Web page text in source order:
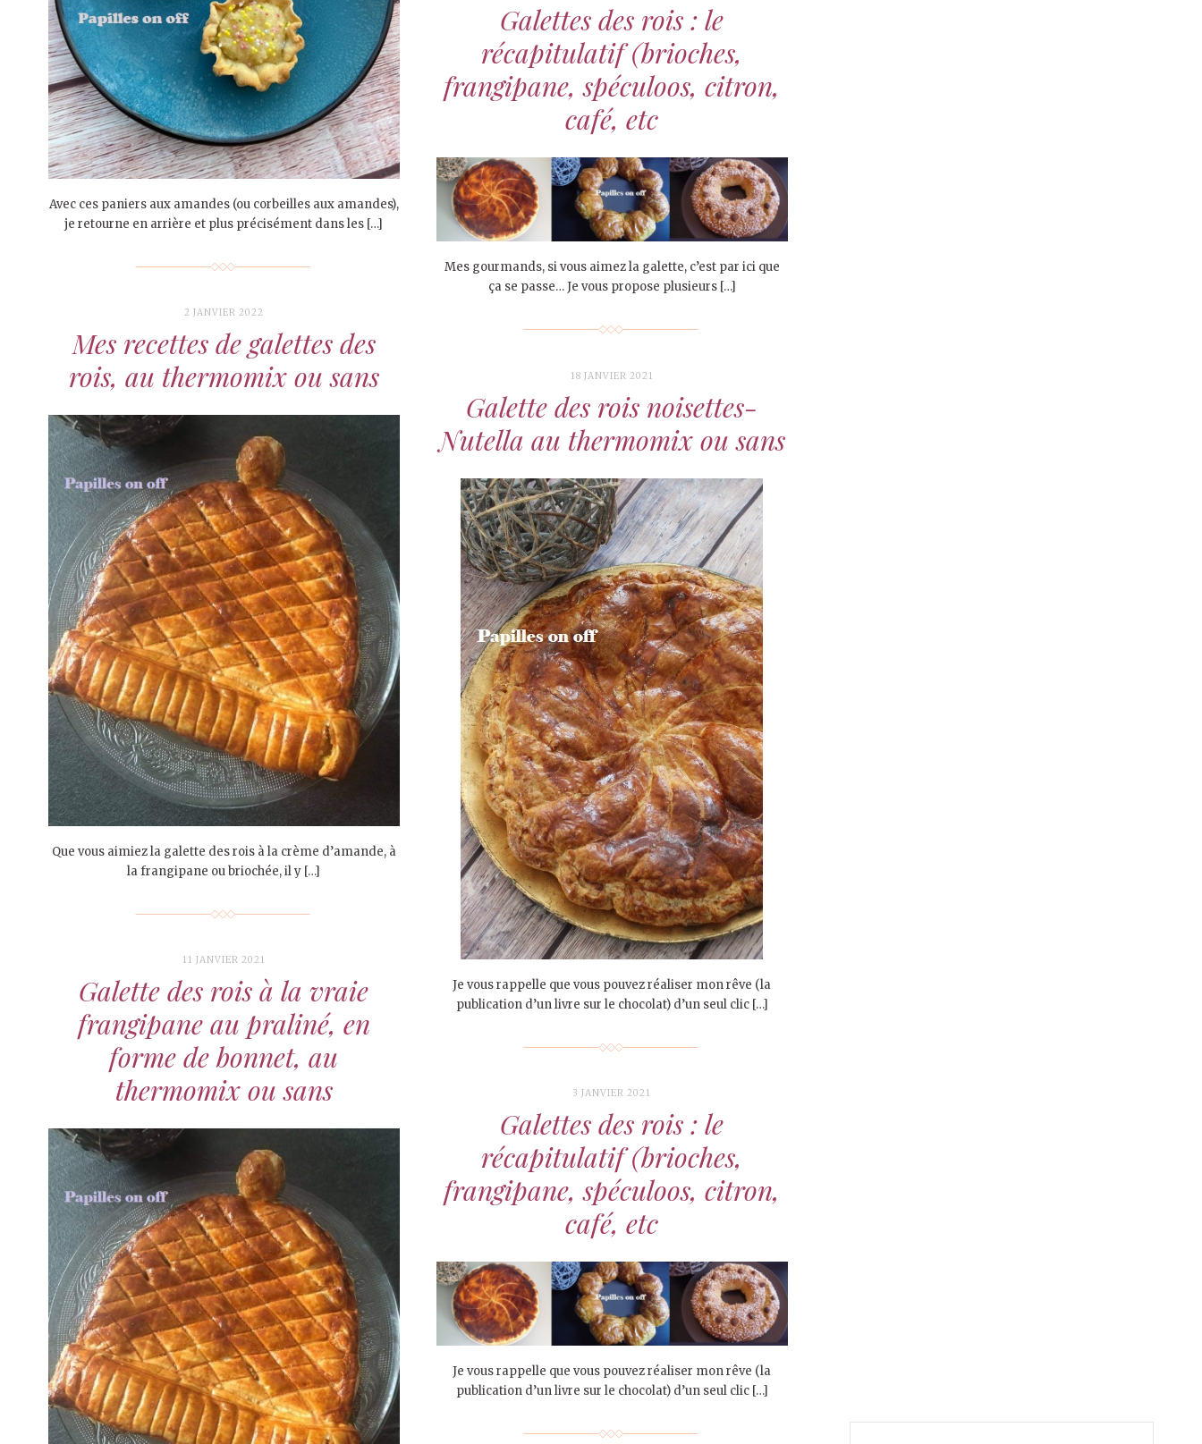
Avec ces paniers aux amandes (ou corbeilles aux amandes),
je retourne en arrière et plus précisément dans les […]
Galettes des rois : le
récapitulatif (brioches,
frangipane, spéculoos, citron,
café, etc
Mes gourmands, si vous aimez la galette, c’est par ici que
ça se passe… Je vous propose plusieurs […]
2 JANVIER 2022
Mes recettes de galettes des
rois, au thermomix ou sans
Que vous aimiez la galette des rois à la crème d’amande, à
la frangipane ou briochée, il y […]
18 JANVIER 2021
Galette des rois noisettes-
Nutella au thermomix ou sans
Je vous rappelle que vous pouvez réaliser mon rêve (la
publication d’un livre sur le chocolat) d’un seul clic […]
11 JANVIER 2021
Galette des rois à la vraie
frangipane au praliné, en
forme de bonnet, au
thermomix ou sans
3 JANVIER 2021
Galettes des rois : le
récapitulatif (brioches,
frangipane, spéculoos, citron,
café, etc
Je vous rappelle que vous pouvez réaliser mon rêve (la
publication d’un livre sur le chocolat) d’un seul clic […]